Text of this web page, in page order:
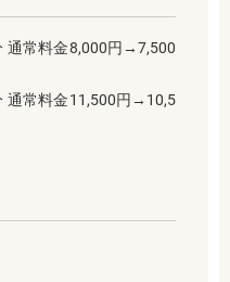
通常料金8,000円→7,500
通常料金11,500円→10,5